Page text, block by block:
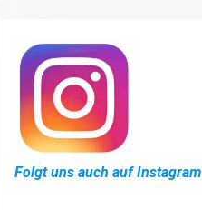
Folgt uns auch auf Instagram